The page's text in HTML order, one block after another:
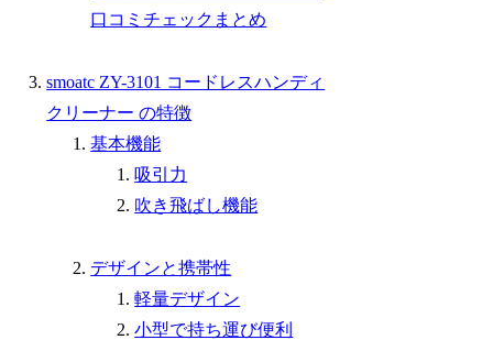
口コミチェックまとめ
smoatc ZY-3101 コードレスハンディ
クリーナー の特徴
基本機能
吸引力
吹き飛ばし機能
デザインと携帯性
軽量デザイン
小型で持ち運び便利